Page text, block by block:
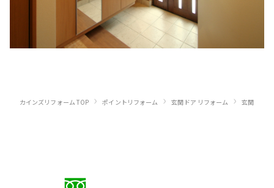
カインズリフォーム TOP › ポイントリフォーム › 玄関ドア リフォーム › 玄関ドア